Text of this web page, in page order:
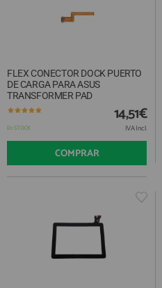
FLEX CONECTOR DOCK PUERTO
DE CARGA PARA ASUS
TRANSFORMER PAD
En STOCK
14,51€
IVA Incl.
COMPRAR